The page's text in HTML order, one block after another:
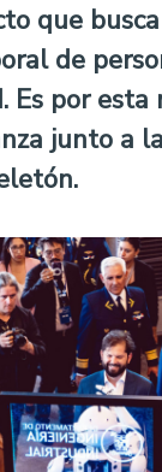
que
de
Es por esta
junto a